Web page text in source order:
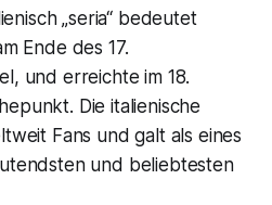
„seria“ bedeutet
Ende des 17.
und erreichte im 18.
Die italienische
Fans und galt als eines
und beliebtesten